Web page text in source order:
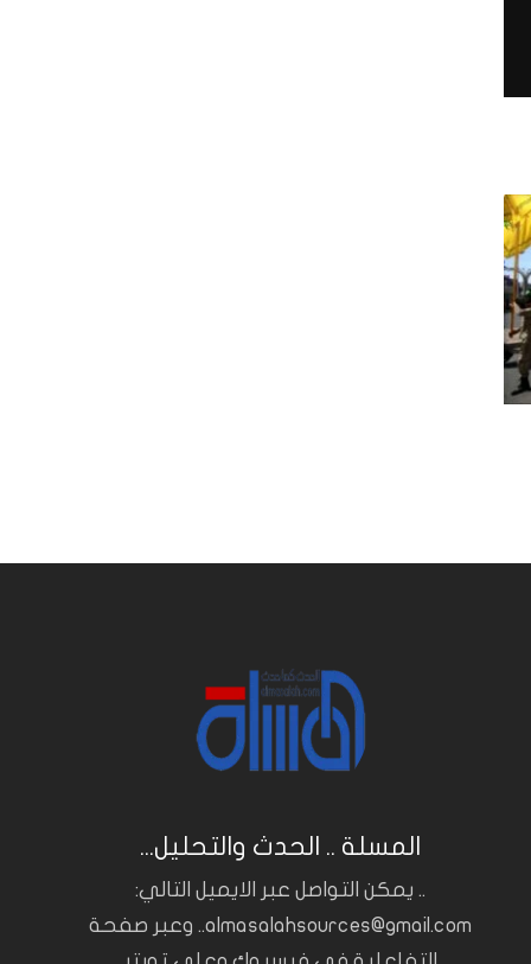
المسلة .. الحدث والتحليل...
.. يمكن التواصل عبر الايميل التالي:
almasalahsources@gmail.com.. وعبر صفحة